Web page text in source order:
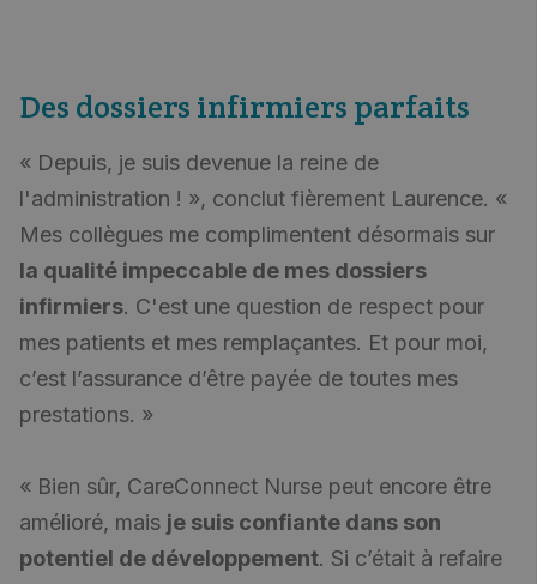
Des dossiers infirmiers parfaits
« Depuis, je suis devenue la reine de
l'administration ! », conclut fièrement Laurence. «
Mes collègues me complimentent désormais sur
la qualité impeccable de mes dossiers
infirmiers. C'est une question de respect pour
mes patients et mes remplaçantes. Et pour moi,
c’est l’assurance d’être payée de toutes mes
prestations. »
« Bien sûr, CareConnect Nurse peut encore être
amélioré, mais je suis confiante dans son
potentiel de développement. Si c’était à refaire